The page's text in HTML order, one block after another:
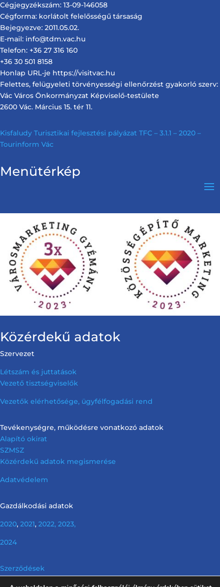
Cégjegyzékszám: 13-09-146058
Cégforma: korlátolt felelősségű társaság
Bejegyezve: 2011.05.02.
E-mail: info@tdm.vac.hu
Telefon: +36 27 316 160
+36 30 501 8158
Honlap URL-je https://visitvac.hu
Felettes, felügyeleti törvényességi ellenőrzést gyakorló szerv:
Vác Város Önkormányzat Képviselő-testülete
2600 Vác. Március 15. tér 11.
Kisfaludy Turisztikai fejlesztési pályázat TFC – 3.1.1 – 2020 –
Tourinform Vác
Menütérkép
Közérdekű adatok
Szervezet
Létszám és juttatások
Vezető tisztségviselők
Vezetők elérhetősége, ügyfélfogadási rend
Tevékenységre, működésre vonatkozó adatok
Alapító okirat
SZMSZ
Közérdekű adatok megismerése
Adatvédelem
Gazdálkodási adatok
2020, 2021, 2022, 2023,
2024
Szerződések